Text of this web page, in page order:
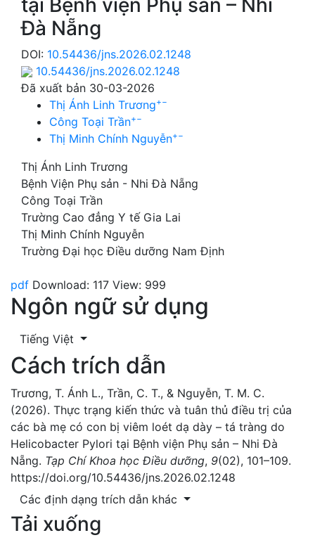
tại Bệnh viện Phụ sản – Nhi
Đà Nẵng
DOI: 10.54436/jns.2026.02.1248
10.54436/jns.2026.02.1248
Đã xuất bản 30-03-2026
Thị Ánh Linh Trương+−
Công Toại Trần+−
Thị Minh Chính Nguyễn+−
Thị Ánh Linh Trương
Bệnh Viện Phụ sản - Nhi Đà Nẵng
Công Toại Trần
Trường Cao đẳng Y tế Gia Lai
Thị Minh Chính Nguyễn
Trường Đại học Điều dưỡng Nam Định
pdf Download: 117 View: 999
Ngôn ngữ sử dụng
Tiếng Việt
Cách trích dẫn
Trương, T. Ánh L., Trần, C. T., & Nguyễn, T. M. C.
(2026). Thực trạng kiến thức và tuân thủ điều trị của
các bà mẹ có con bị viêm loét dạ dày – tá tràng do
Helicobacter Pylori tại Bệnh viện Phụ sản – Nhi Đà
Nẵng. Tạp Chí Khoa học Điều dưỡng, 9(02), 101–109.
https://doi.org/10.54436/jns.2026.02.1248
Các định dạng trích dẫn khác
Tải xuống